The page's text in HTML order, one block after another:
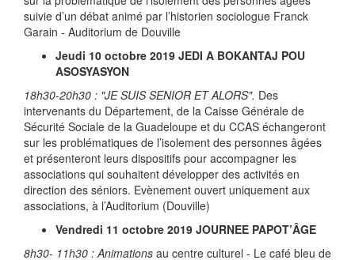
suivie d’un débat animé par l’historien sociologue Franck
Garain - Auditorium de Douville
Jeudi 10 octobre 2019 JEDI A BOKANTAJ POU
ASOSYASYON
18h30-20h30 : "JE SUIS SENIOR ET ALORS". Des
intervenants du Département, de la Caisse Générale de
Sécurité Sociale de la Guadeloupe et du CCAS échangeront
sur les problématiques de l’isolement des personnes âgées
et présenteront leurs dispositifs pour accompagner les
associations qui souhaitent développer des activités en
direction des séniors. Evènement ouvert uniquement aux
associations, à l’Auditorium (Douville)
Vendredi 11 octobre 2019 JOURNEE PAPOT’ÂGE
8h30- 11h30 : Animations au centre culturel - Le café bleu de